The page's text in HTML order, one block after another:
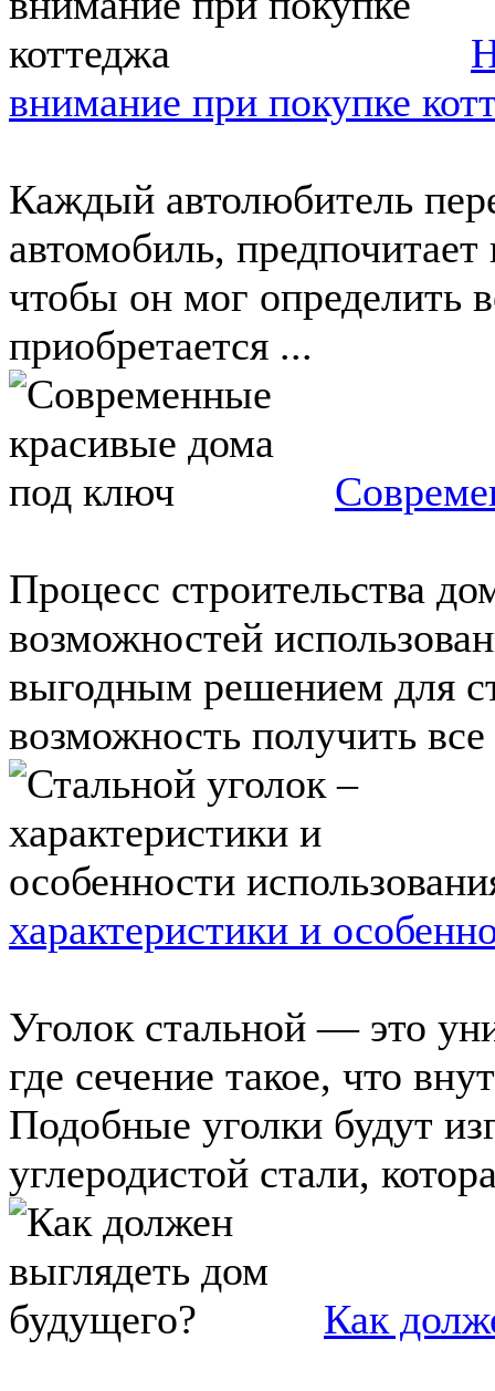
внимание при покупке
Каждый автолюбитель
автомобиль, предпочитает
чтобы он мог определить
приобретается ...
Процесс строительства
возможностей
выгодным решением для
возможность получить
характеристики и
Уголок стальной — это
где сечение такое, что
Подобные уголки будут
углеродистой стали,
Как